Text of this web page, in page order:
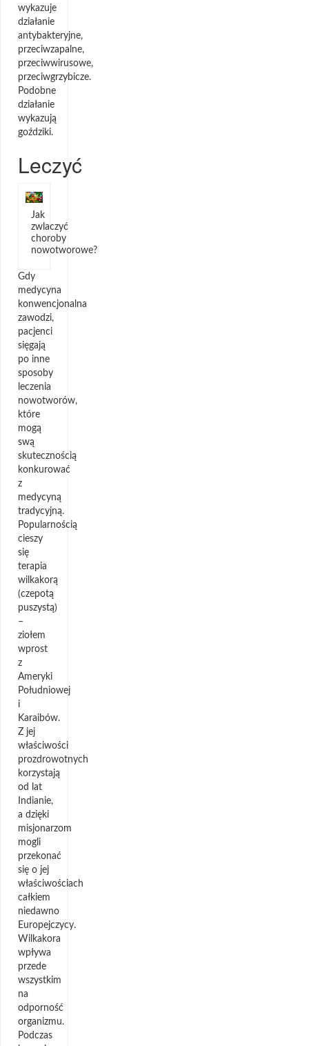
wykazuje
działanie
antybakteryjne,
przeciwzapalne,
przeciwwirusowe,
przeciwgrzybicze.
Podobne
działanie
wykazują
goździki.
Leczyć
Jak
zwlaczyć
choroby
nowotworowe?
Gdy
medycyna
konwencjonalna
zawodzi,
pacjenci
sięgają
po inne
sposoby
leczenia
nowotworów,
które
mogą
swą
skutecznością
konkurować
z
medycyną
tradycyjną.
Popularnością
cieszy
się
terapia
wilkakorą
(czepotą
puszystą)
–
ziołem
wprost
z
Ameryki
Południowej
i
Karaibów.
Z jej
właściwości
prozdrowotnych
korzystają
od lat
Indianie,
a dzięki
misjonarzom
mogli
przekonać
się o jej
właściwościach
całkiem
niedawno
Europejczycy.
Wilkakora
wpływa
przede
wszystkim
na
odporność
organizmu.
Podczas